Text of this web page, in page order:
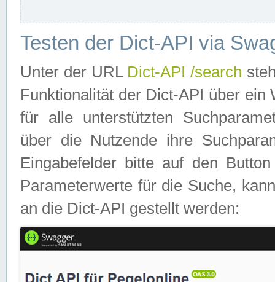
Testen der Dict-API via
Unter der URL Dict-API /search
Funktionalität der Dict-API über
für alle unterstützten
über die Nutzende ihre
Eingabefelder bitte auf den
Parameterwerte für die Suche,
an die Dict-API gestellt werden: